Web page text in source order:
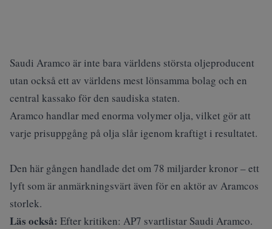
Saudi Aramco är inte bara världens största oljeproducent
utan också ett av världens mest lönsamma bolag och en
central kassako för den saudiska staten.
Aramco handlar med enorma volymer olja, vilket gör att
varje prisuppgång på olja slår igenom kraftigt i resultatet.
Den här gången handlade det om 78 miljarder kronor – ett
lyft som är anmärkningsvärt även för en aktör av Aramcos
storlek.
Läs också: Efter kritiken: AP7 svartlistar Saudi Aramco.